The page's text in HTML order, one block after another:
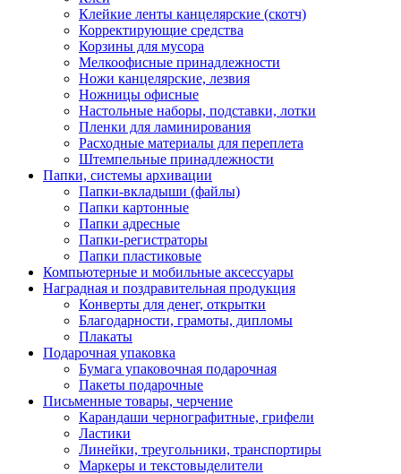
Клейкие ленты канцелярские (скотч)
Корректирующие средства
Корзины для мусора
Мелкоофисные принадлежности
Ножи канцелярские, лезвия
Ножницы офисные
Настольные наборы, подставки, лотки
Пленки для ламинирования
Расходные материалы для переплета
Штемпельные принадлежности
Папки, системы архивации
Папки-вкладыши (файлы)
Папки картонные
Папки адресные
Папки-регистраторы
Папки пластиковые
Компьютерные и мобильные аксессуары
Наградная и поздравительная продукция
Конверты для денег, открытки
Благодарности, грамоты, дипломы
Плакаты
Подарочная упаковка
Бумага упаковочная подарочная
Пакеты подарочные
Письменные товары, черчение
Карандаши чернографитные, грифели
Ластики
Линейки, треугольники, транспортиры
Маркеры и текстовыделители